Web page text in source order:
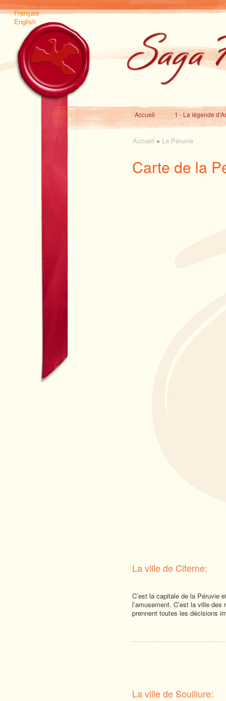
Français
English
Accueil 1 - La légende
Accueil » La Péruvie
Carte de la
La ville de Citerne:
C’est la capitale de la Péruvie
l’amusement. C’est la ville
prennent toutes les décisions
La ville de Souillure: